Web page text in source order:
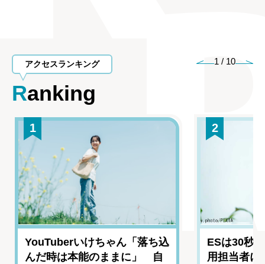
アクセスランキング
Ranking
1 / 10
1
YouTuberいけちゃん「落ち込
んだ時は本能のままに」 自
2
ESは30秒
用担当者に